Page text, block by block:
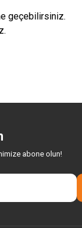
geçebilirsiniz.
abone olun!